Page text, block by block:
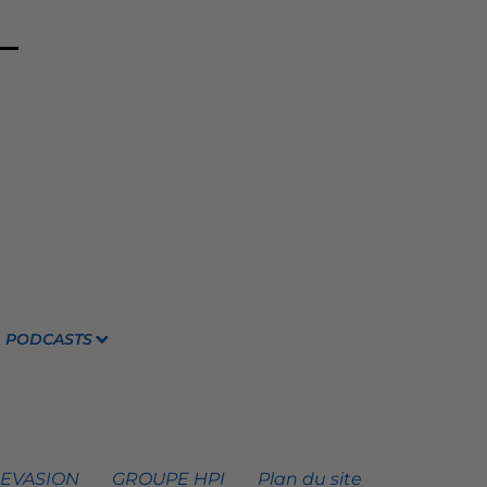
PODCASTS
GROUPE HPI Plan du site